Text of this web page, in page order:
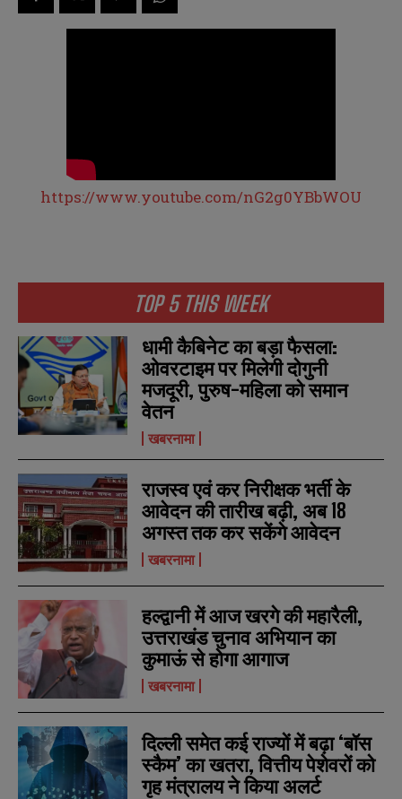
TOP 5 THIS WEEK
धामी कैबिनेट का बड़ा फैसला:
ओवरटाइम पर मिलेगी दोगुनी
मजदूरी, पुरुष-महिला को समान
वेतन
खबरनामा
राजस्व एवं कर निरीक्षक भर्ती के
आवेदन की तारीख बढ़ी, अब 18
अगस्त तक कर सकेंगे आवेदन
खबरनामा
हल्द्वानी में आज खरगे की महारैली,
उत्तराखंड चुनाव अभियान का
कुमाऊं से होगा आगाज
खबरनामा
दिल्ली समेत कई राज्यों में बढ़ा ‘बॉस
स्कैम’ का खतरा, वित्तीय पेशेवरों को
गृह मंत्रालय ने किया अलर्ट
https://www.youtube.com/nG2g0YBbWOU